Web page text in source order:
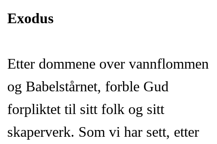
Exodus
Etter dommene over vannflommen
og Babelstårnet, forble Gud
forpliktet til sitt folk og sitt
skaperverk. Som vi har sett, etter